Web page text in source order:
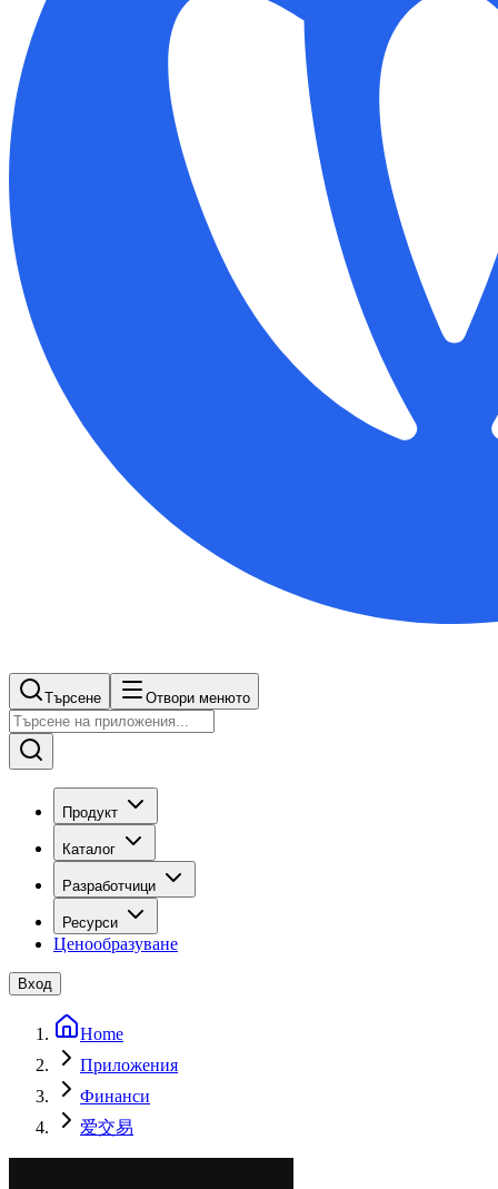
Търсене Отвори менюто
Продукт
Каталог
Разработчици
Ресурси
Ценообразуване
Вход
Home
Приложения
Финанси
爱交易